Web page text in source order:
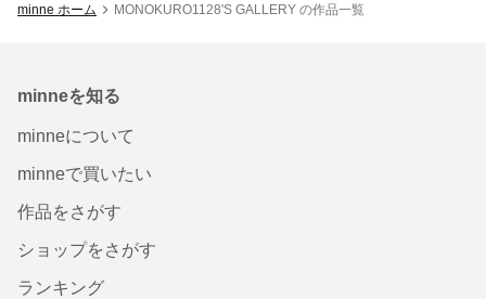
minne ホーム MONOKURO1128'S GALLERY の作品一覧
minneを知る
minneについて
minneで買いたい
作品をさがす
ショップをさがす
ランキング